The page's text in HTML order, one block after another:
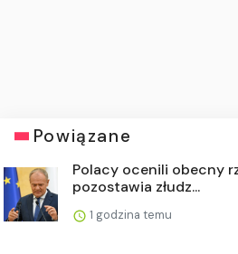
Powiązane
Polacy ocenili obecny
pozostawia złudz...
1 godzina temu